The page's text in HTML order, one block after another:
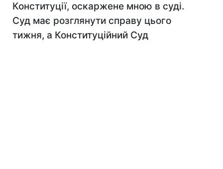
Конституції, оскаржене мною в суді.
Суд має розглянути справу цього
тижня, а Конституційний Суд